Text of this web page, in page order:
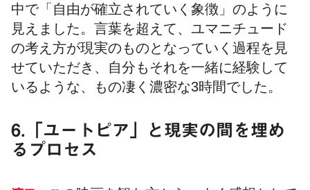
中で「自由が確立されていく象徴」のように
見えました。言葉を超えて、ユマニチュード
の考え方が現実のものとなっていく過程を見
せていただき、自分もそれを一緒に経験して
いるような、もの凄く濃密な3時間でした。
6.「ユートピア」と現実の間を埋め
るプロセス